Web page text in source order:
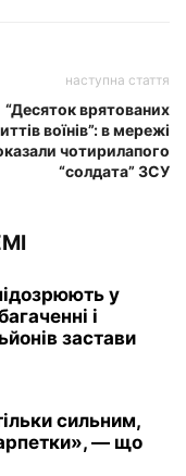
наступна стаття
“Десяток врятованих
воїнів”: в мережі
чотирилапого
“солдата” ЗСУ
у
і
застави
сильним,
— що